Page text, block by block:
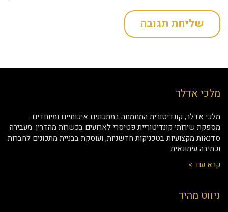
מלכי אדלר
מלכי אדלר, קונדיטורית המתמחה במתכונים איכותיים ומיוחדים.
מספקת שירותי קונדיטוריית פטיסרי לארועים בכשרות מהדרין. מעבירה
סדנאות מקצועיות בטכניקות חדשניות, ועוסקת בבניית מתכונים לחברות
וכתיבה עיתונאית.
קרא עוד >
ניווט מהיר